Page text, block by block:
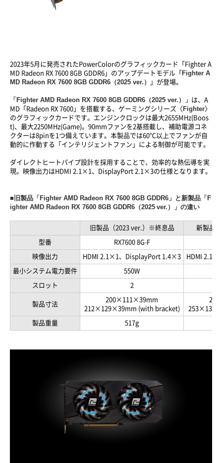
2023年5月に発売されたPowerColorのグラフィックカード「Fighter A
MD Radeon RX 7600 8GB GDDR6」のアップデートモデル「 Fighter A
MD Radeon RX 7600 8GB GDDR6（2025 ver.）
」が登場。
「Fighter AMD Radeon RX 7600 8GB GDDR6（2025 ver.）」
は、A
MD「Radeon RX 7600」を搭載する、ゲーミングシリーズ〈 Fighter〉
のグラフィックカードです。エンジンクロックは最大2655MHz(Boos
t)、最大2250MHz(Game)。90mmファンを2基搭載し、補助電源コネ
クターは8pinを1つ備えています。本製品では60℃以上でファンが自
動的に作動する「インテリジェントファン」による制御が可能です。
ダイレクトヒートパイプ設計を採用することで、効率的な熱伝導を実
現。映像出力はHDMI 2.1×1、DisplayPort 2.1×3の仕様となります。
■旧製品「Fighter AMD Radeon RX 7600 8GB GDDR6」と新製品「F
ighter AMD Radeon RX 7600 8GB GDDR6（2025 ver. ）」の違い
旧製品（2023 ver.）※終息品 新製品
型番 RX7600 8G-F
映像出力 HDMI 2.1×1、DisplayPort 1.4×3 HDMI
最小システム電力要件 550W
スロット 2
製品寸法
200×111×39mm
212×129×39mm (with bracket)
製品重量 517g